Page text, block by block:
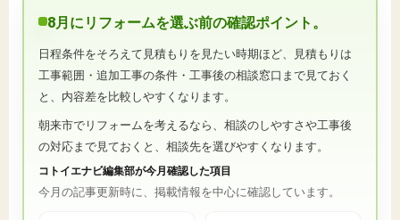
8月にリフォームを選ぶ前の確認ポイント。
日程条件をそろえて見積もりを見たい時期ほど、見積もりは
工事範囲・追加工事の条件・工事後の相談窓口まで見ておく
と、内容差を比較しやすくなります。
朝来市でリフォームを考えるなら、相談のしやすさや工事後
の対応まで見ておくと、相談先を選びやすくなります。
コトイエナビ編集部が今月確認した項目
今月の記事更新時に、掲載情報を中心に確認しています。